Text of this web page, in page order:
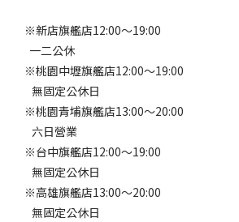
※新店旗艦店12:00～19:00
一二公休
※桃園中壢旗艦店12:00～19:00
無固定公休日
※桃園青埔旗艦店13:00～20:00
六日營業
※台中旗艦店12:00～19:00
無固定公休日
※高雄旗艦店13:00～20:00
無固定公休日